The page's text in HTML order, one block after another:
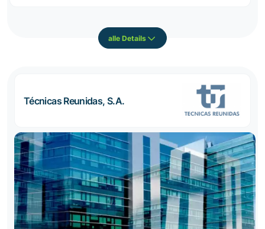
alle Details
Técnicas Reunidas, S.A.